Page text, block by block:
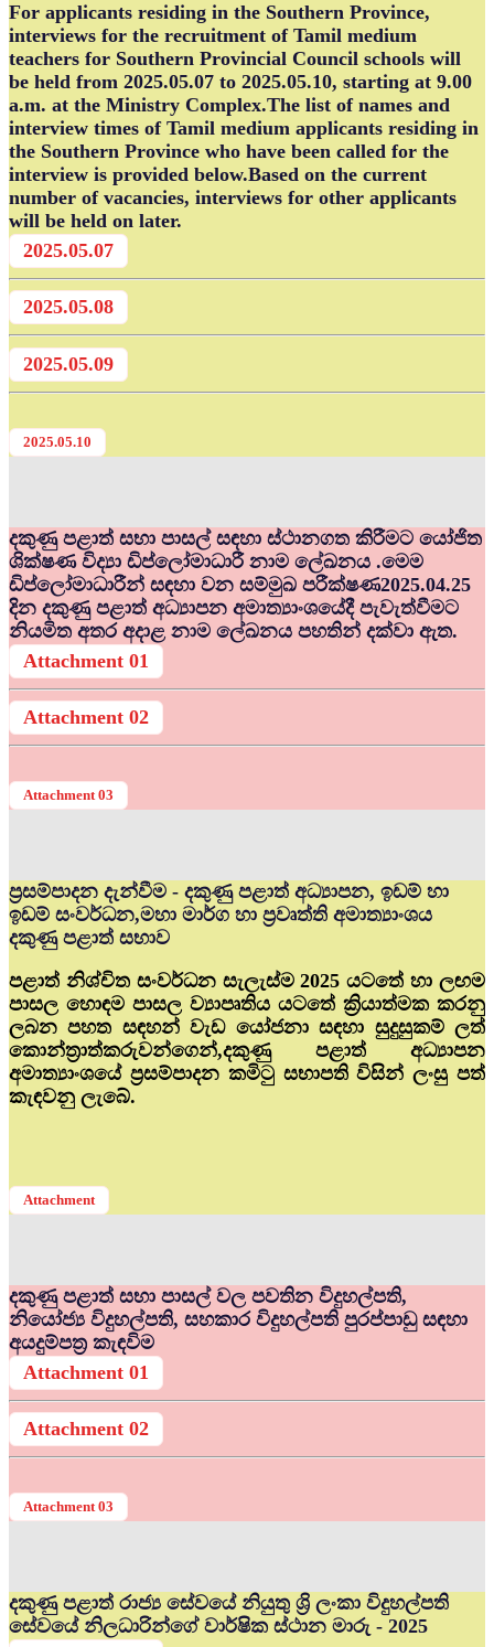
For applicants residing in the Southern Province,
interviews for the recruitment of Tamil medium
teachers for Southern Provincial Council schools will
be held from 2025.05.07 to 2025.05.10, starting at 9.00
a.m. at the Ministry Complex.The list of names and
interview times of Tamil medium applicants residing in
the Southern Province who have been called for the
interview is provided below.Based on the current
number of vacancies, interviews for other applicants
will be held on later.
2025.05.07
2025.05.08
2025.05.09
2025.05.10
දකුණු පළාත් සභා පාසල් සඳහා ස්ථානගත කිරීමට යෝජිත
ශික්ෂණ විද්‍යා ඩිප්ලෝමාධාරී නාම ලේඛනය .මෙම
ඩිප්ලෝමාධාරීන් සඳහා වන සම්මුඛ පරීක්ෂණ2025.04.25
දින දකුණු පළාත් අධ්‍යාපන අමාත්‍යාංශයේදී පැවැත්වීමට
නියමිත අතර අදාළ නාම ලේඛනය පහතින් දක්වා ඇත.
Attachment 01
Attachment 02
Attachment 03
ප්‍රසම්පාදන දැන්වීම - දකුණු පළාත් අධ්‍යාපන, ඉඩම් හා
ඉඩම් සංවර්ධන,මහා මාර්ග හා ප්‍රවෘත්ති අමාත්‍යාංශය
දකුණු පළාත් සභාව
පළාත් නිශ්චිත සංවර්ධන සැලැස්ම 2025 යටතේ හා ලඟම
පාසල හොඳම පාසල ව්‍යාපෘතිය යටතේ ක්‍රියාත්මක කරනු
ලබන පහත සඳහන් වැඩ යෝජනා සඳහා සුදුසුකම් ලත්
කොන්ත්‍රාත්කරුවන්ගෙන්,දකුණු පළාත් අධ්‍යාපන
අමාත්‍යාංශයේ ප්‍රසම්පාදන කමිටු සභාපති විසින් ලංසු පත්
කැඳවනු ලැබේ.
Attachment
දකුණු පළාත් සභා පාසල් වල පවතින විදුහල්පති,
නියෝජ්‍ය විදුහල්පති, සහකාර විදුහල්පති පුරප්පාඩු සඳහා
අයදුම්පත්‍ර කැඳවිම
Attachment 01
Attachment 02
Attachment 03
දකුණු පළාත් රාජ්‍ය සේවයේ නියුතු ශ්‍රි ලංකා විදුහල්පති
සේවයේ නිලධාරින්ගේ වාර්ෂික ස්ථාන මාරු - 2025